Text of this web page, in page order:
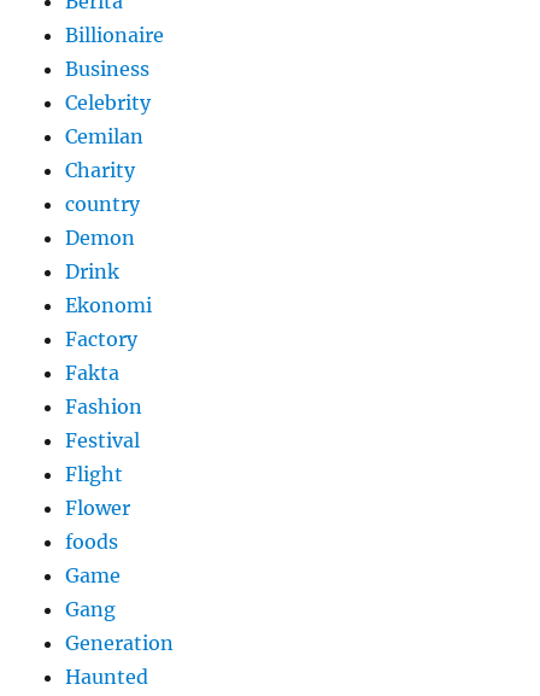
Billionaire
Business
Celebrity
Cemilan
Charity
country
Demon
Drink
Ekonomi
Factory
Fakta
Fashion
Festival
Flight
Flower
foods
Game
Gang
Generation
Haunted